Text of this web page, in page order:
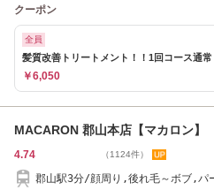
クーポン
全員
髪質改善トリートメント！！1回コース通
￥6,050
MACARON 郡山本店【マカロン】
4.74 （1124件）
郡山駅3分/顔周り,後れ毛～ボブ,